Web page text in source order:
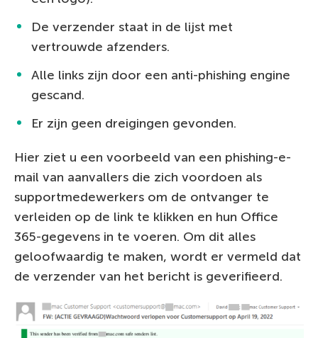
De verzender staat in de lijst met
vertrouwde afzenders.
Alle links zijn door een anti-phishing engine
gescand.
Er zijn geen dreigingen gevonden.
Hier ziet u een voorbeeld van een phishing-e-
mail van aanvallers die zich voordoen als
supportmedewerkers om de ontvanger te
verleiden op de link te klikken en hun Office
365-gegevens in te voeren. Om dit alles
geloofwaardig te maken, wordt er vermeld dat
de verzender van het bericht is geverifieerd.